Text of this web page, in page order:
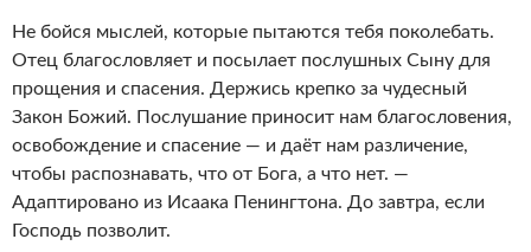
Не бойся мыслей, которые пытаются тебя поколебать.
Отец благословляет и посылает послушных Сыну для
прощения и спасения. Держись крепко за чудесный
Закон Божий. Послушание приносит нам благословения,
освобождение и спасение — и даёт нам различение,
чтобы распознавать, что от Бога, а что нет. —
Адаптировано из Исаака Пенингтона. До завтра, если
Господь позволит.